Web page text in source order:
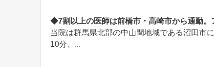
◆7割以上の医師は前橋市・高崎市から通勤
当院は群馬県北部の中山間地域である沼田市
10分、...